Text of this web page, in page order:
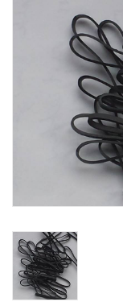
Kruiselastiek
Geknoopt elastiek
Zwarte elastiekjes
Witte elastiekjes